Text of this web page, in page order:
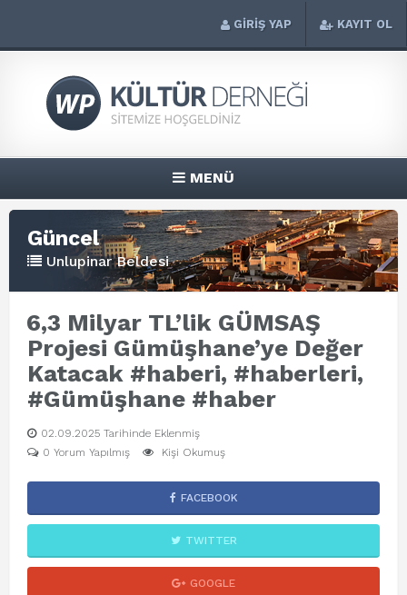
GİRİŞ YAP KAYIT OL
MENÜ
Güncel
Unlupinar Beldesi
6,3 Milyar TL’lik GÜMSAŞ
Projesi Gümüşhane’ye Değer
Katacak #haberi, #haberleri,
#Gümüşhane #haber
02.09.2025 Tarihinde Eklenmiş
0 Yorum Yapılmış
Kişi Okumuş
FACEBOOK
TWITTER
GOOGLE